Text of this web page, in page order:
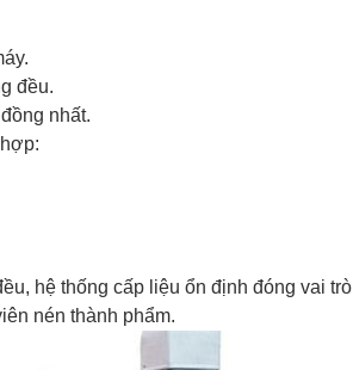
đều.
nhất.
hệ thống cấp liệu ổn định đóng vai
nén thành phẩm.